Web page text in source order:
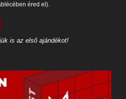
éred el).
is az első ajándékot!